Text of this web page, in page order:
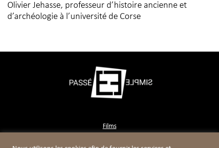
Olivier Jehasse, professeur d’histoire ancienne et
d’archéologie à l’université de Corse
Films